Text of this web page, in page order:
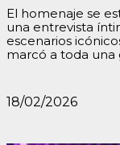
El homenaje se
una entrevista
escenarios
marcó a toda una
18/02/2026